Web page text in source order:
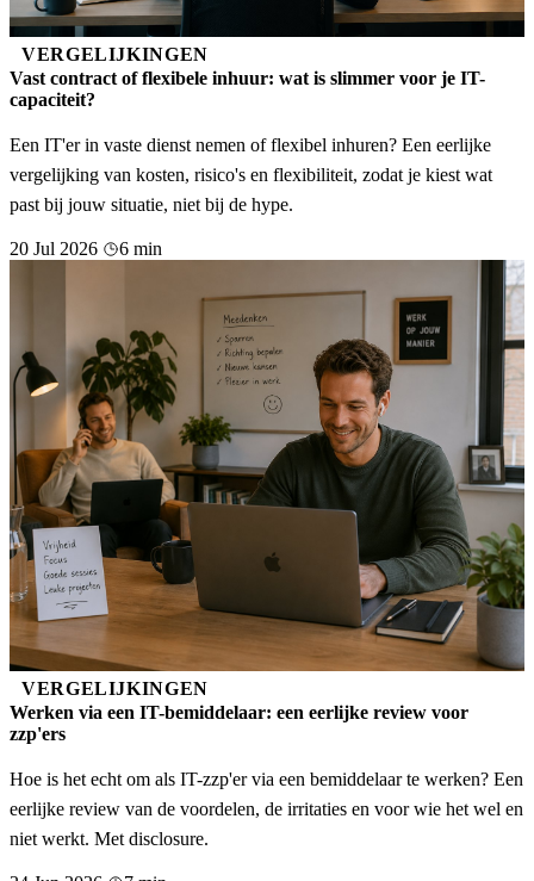
VERGELIJKINGEN
Vast contract of flexibele inhuur: wat is slimmer voor je IT-
capaciteit?
Een IT'er in vaste dienst nemen of flexibel inhuren? Een eerlijke
vergelijking van kosten, risico's en flexibiliteit, zodat je kiest wat
past bij jouw situatie, niet bij de hype.
20 Jul 2026 6 min
VERGELIJKINGEN
Werken via een IT-bemiddelaar: een eerlijke review voor
zzp'ers
Hoe is het echt om als IT-zzp'er via een bemiddelaar te werken? Een
eerlijke review van de voordelen, de irritaties en voor wie het wel en
niet werkt. Met disclosure.